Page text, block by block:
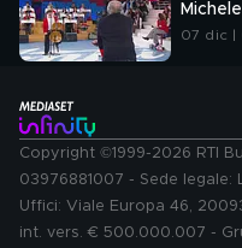
07 dic |
Copyright ©1999-2026 RTI
03976881007 - Sede legale:
Uffici: Viale Europa 46,
int. vers. € 500.000.007 -